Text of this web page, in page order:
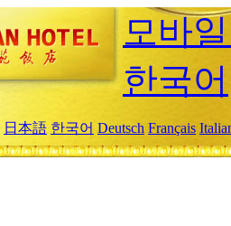
모바
한국어
日本語 한국어 Deutsch Français